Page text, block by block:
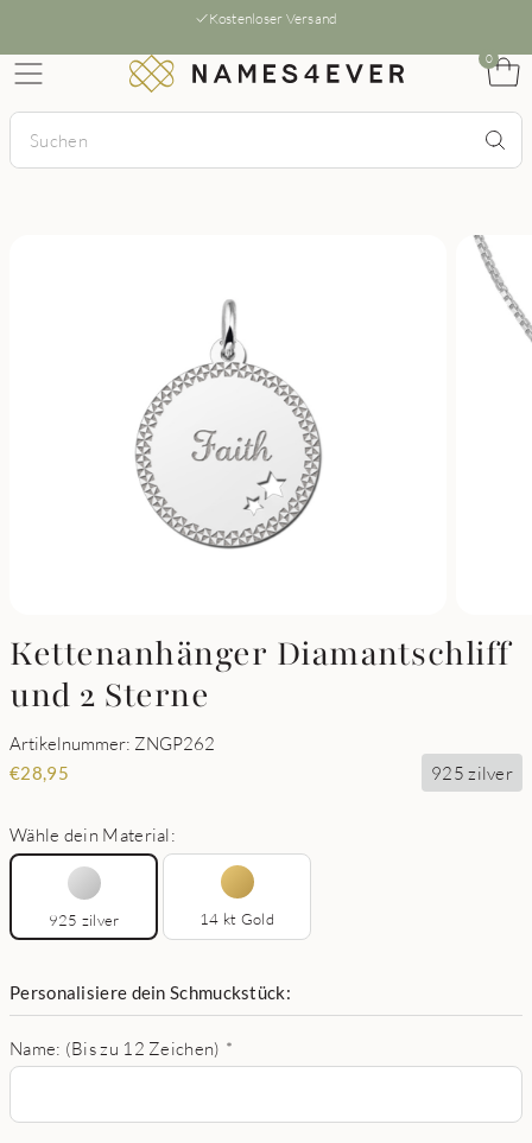
Kostenloser Versand
0
Kettenanhänger Diamantschliff
und 2 Sterne
Artikelnummer: ZNGP262
€28,95 925 zilver
Wähle dein Material:
925 zilver 14 kt Gold
Personalisiere dein Schmuckstück:
Name: (Bis zu 12 Zeichen) *